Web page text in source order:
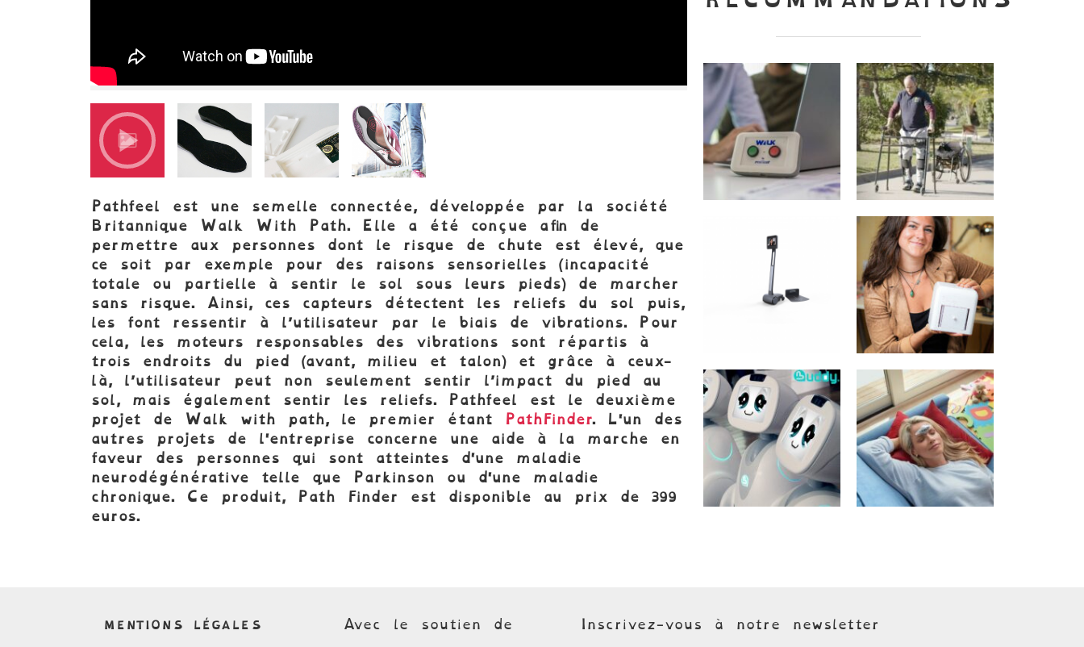
Pathfeel est une semelle connectée, développée par la société
Britannique Walk With Path. Elle a été conçue afin de
permettre aux personnes dont le risque de chute est élevé, que
ce soit par exemple pour des raisons sensorielles (incapacité
totale ou partielle à sentir le sol sous leurs pieds) de marcher
sans risque. Ainsi, ces capteurs détectent les reliefs du sol puis,
les font ressentir à l’utilisateur par le biais de vibrations. Pour
cela, les moteurs responsables des vibrations sont répartis à
trois endroits du pied (avant, milieu et talon) et grâce à ceux-
là, l’utilisateur peut non seulement sentir l’impact du pied au
sol, mais également sentir les reliefs. Pathfeel est le deuxième
projet de Walk with path, le premier étant
PathFinder. L'un des
autres projets de l'entreprise concerne une aide à la marche en
faveur des personnes qui sont atteintes d'une maladie
neurodégénérative telle que Parkinson ou d'une maladie
chronique. Ce produit, Path Finder est disponible au prix de 399
euros.
MENTIONS LÉGALES
Avec le soutien de
Inscrivez-vous à notre newsletter